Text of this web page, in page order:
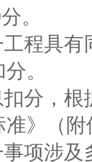
。
程具
。
扣分，
》（
项涉